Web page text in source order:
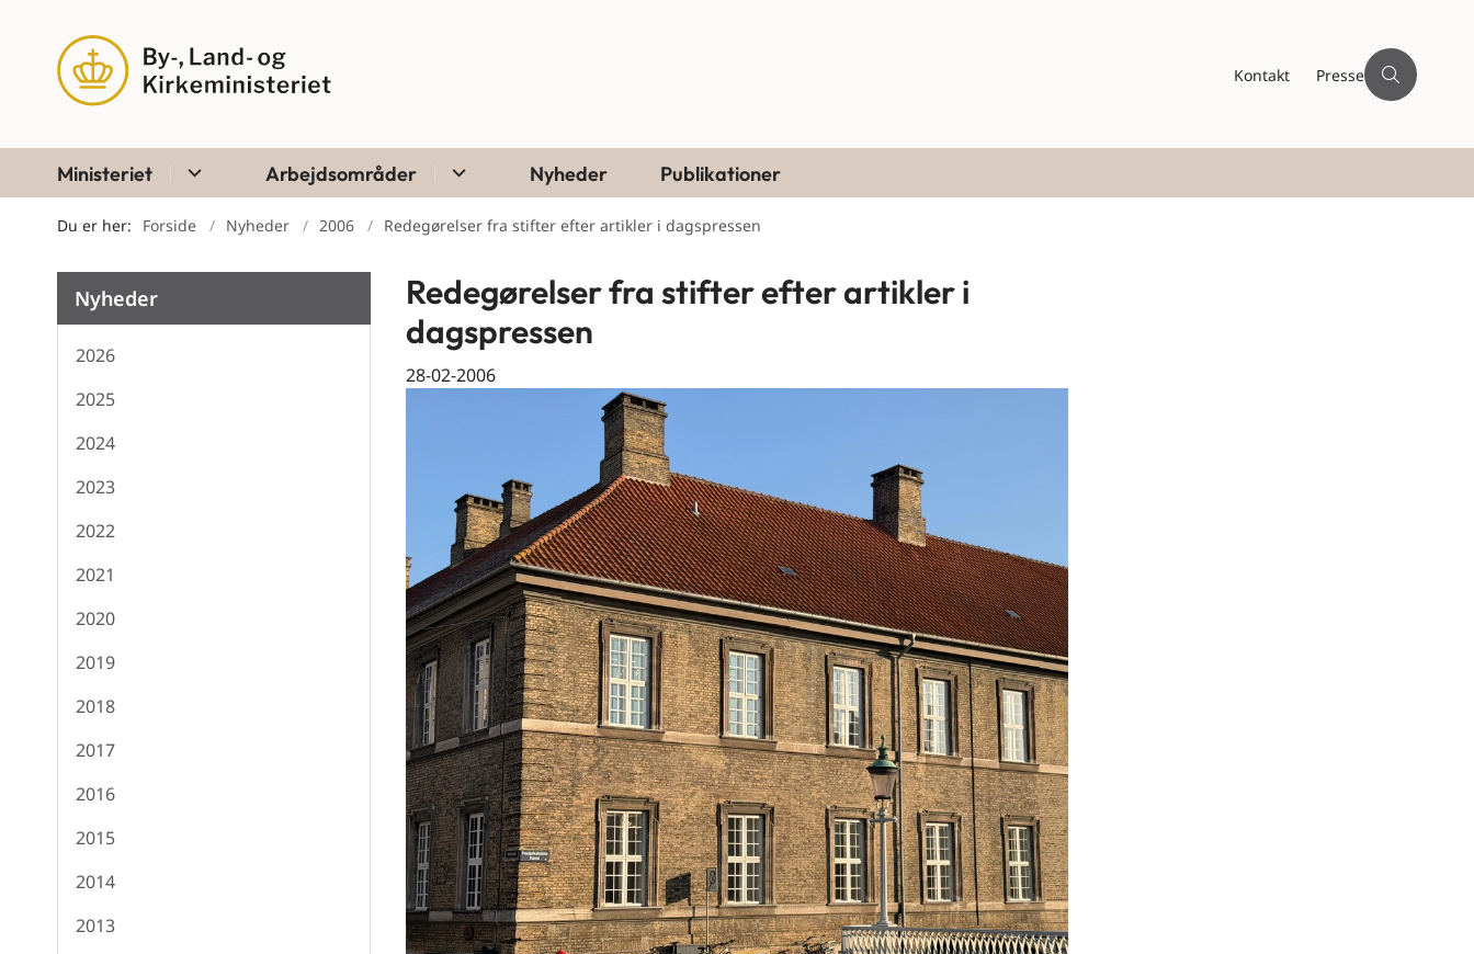
Kontakt Presse
Ministeriet Arbejdsområder Nyheder Publikationer
Du er her: Forside Nyheder 2006 Redegørelser fra stifter efter artikler i dagspressen
Nyheder
2026
2025
2024
2023
2022
2021
2020
2019
2018
2017
2016
2015
2014
2013
Redegørelser fra stifter efter artikler i
dagspressen
28-02-2006